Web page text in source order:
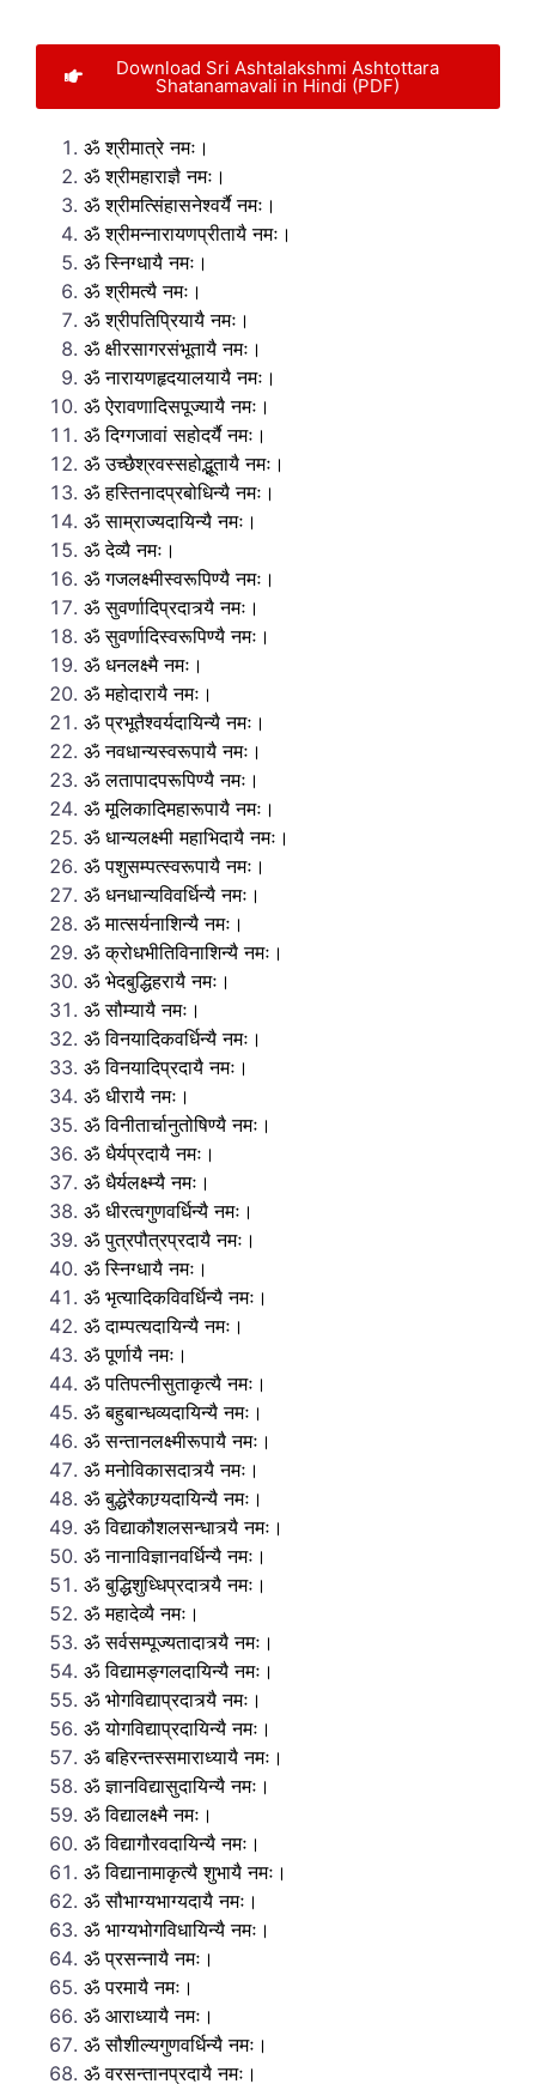
Download Sri Ashtalakshmi Ashtottara
Shatanamavali in Hindi (PDF)
ॐ श्रीमात्रे नमः।
ॐ श्रीमहाराज्ञै नमः।
ॐ श्रीमत्सिंहासनेश्वर्यै नमः।
ॐ श्रीमन्नारायणप्रीतायै नमः।
ॐ स्निग्धायै नमः।
ॐ श्रीमत्यै नमः।
ॐ श्रीपतिप्रियायै नमः।
ॐ क्षीरसागरसंभूतायै नमः।
ॐ नारायणहृदयालयायै नमः।
ॐ ऐरावणादिसपूज्यायै नमः।
ॐ दिग्गजावां सहोदर्यै नमः।
ॐ उच्छैश्रवस्सहोद्भूतायै नमः।
ॐ हस्तिनादप्रबोधिन्यै नमः।
ॐ साम्राज्यदायिन्यै नमः।
ॐ देव्यै नमः।
ॐ गजलक्ष्मीस्वरूपिण्यै नमः।
ॐ सुवर्णादिप्रदात्र्यै नमः।
ॐ सुवर्णादिस्वरूपिण्यै नमः।
ॐ धनलक्ष्मै नमः।
ॐ महोदारायै नमः।
ॐ प्रभूतैश्वर्यदायिन्यै नमः।
ॐ नवधान्यस्वरूपायै नमः।
ॐ लतापादपरूपिण्यै नमः।
ॐ मूलिकादिमहारूपायै नमः।
ॐ धान्यलक्ष्मी महाभिदायै नमः।
ॐ पशुसम्पत्‍स्वरूपायै नमः।
ॐ धनधान्यविवर्धिन्यै नमः।
ॐ मात्सर्यनाशिन्यै नमः।
ॐ क्रोधभीतिविनाशिन्यै नमः।
ॐ भेदबुद्धिहरायै नमः।
ॐ सौम्यायै नमः।
ॐ विनयादिकवर्धिन्यै नमः।
ॐ विनयादिप्रदायै नमः।
ॐ धीरायै नमः।
ॐ विनीतार्चानुतोषिण्यै नमः।
ॐ धैर्यप्रदायै नमः।
ॐ धैर्यलक्ष्म्यै नमः।
ॐ धीरत्वगुणवर्धिन्यै नमः।
ॐ पुत्रपौत्रप्रदायै नमः।
ॐ स्निग्धायै नमः।
ॐ भृत्यादिकविवर्धिन्यै नमः।
ॐ दाम्पत्यदायिन्यै नमः।
ॐ पूर्णायै नमः।
ॐ पतिपत्नीसुताकृत्यै नमः।
ॐ बहुबान्धव्यदायिन्यै नमः।
ॐ सन्तानलक्ष्मीरूपायै नमः।
ॐ मनोविकासदात्र्यै नमः।
ॐ बुद्धेरैकाग्र्यदायिन्यै नमः।
ॐ विद्याकौशलसन्धात्र्यै नमः।
ॐ नानाविज्ञानवर्धिन्यै नमः।
ॐ बुद्धिशुध्धिप्रदात्र्यै नमः।
ॐ महादेव्यै नमः।
ॐ सर्वसम्पूज्यतादात्र्यै नमः।
ॐ विद्यामङ्गलदायिन्यै नमः।
ॐ भोगविद्याप्रदात्र्यै नमः।
ॐ योगविद्याप्रदायिन्यै नमः।
ॐ बहिरन्तस्समाराध्यायै नमः।
ॐ ज्ञानविद्यासुदायिन्यै नमः।
ॐ विद्यालक्ष्मै नमः।
ॐ विद्यागौरवदायिन्यै नमः।
ॐ विद्यानामाकृत्यै शुभायै नमः।
ॐ सौभाग्यभाग्यदायै नमः।
ॐ भाग्यभोगविधायिन्यै नमः।
ॐ प्रसन्नायै नमः।
ॐ परमायै नमः।
ॐ आराध्यायै नमः।
ॐ सौशील्यगुणवर्धिन्यै नमः।
ॐ वरसन्तानप्रदायै नमः।